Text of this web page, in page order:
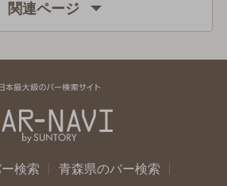
関連ページ
検索
青森県のバー検索